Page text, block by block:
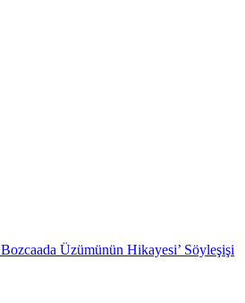
Üzümünün Hikayesi’ Söyleşişi